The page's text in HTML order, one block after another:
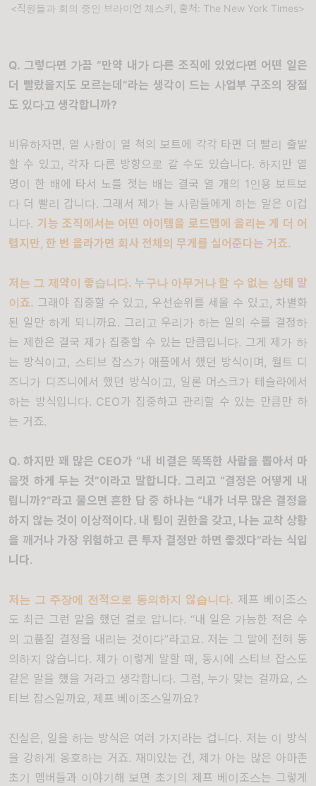
<직원들과 회의 중인 브라이언 체스키, 출처: The New York Times>
Q. 그렇다면 가끔 “만약 내가 다른 조직에 있었다면 어떤 일은
더 빨랐을지도 모르는데 ”라는 생각이 드는 사업부 구조의 장점
도 있다고 생각합니까?
비유하자면 , 열 사람이 열 척의 보트에 각각 타면 더 빨리 출발
할 수 있고 , 각자 다른 방향으로 갈 수도 있습니다. 하지만 열
명이 한 배에 타서 노를 젓는 배는 결국 열 개의
1 인용 보트보
다 더 빨리 갑니다. 그래서 제가 늘 사람들에게 하는 말은 이겁
니다. 기능 조직에서는 어떤 아이템을 로드맵에 올리는 게 더 어
렵지만, 한 번 올라가면 회사 전체의 무게를 실어준다는 거죠.
저는 그 제약이 좋습니다. 누구나 아무거나 할 수 없는 상태 말
이죠. 그래야 집중할 수 있고 , 우선순위를 세울 수 있고 , 차별화
된 일만 하게 되니까요. 그리고 우리가 하는 일의 수를 결정하
는 제한은 결국 제가 집중할 수 있는 만큼입니다. 그게 제가 하
는 방식이고 , 스티브 잡스가 애플에서 했던 방식이며 , 월트 디
즈니가 디즈니에서 했던 방식이고 , 일론 머스크가 테슬라에서
하는 방식입니다. CEO가 집중하고 관리할 수 있는 만큼만 하
는 거죠.
Q. 하지만 꽤 많은 CEO가 “내 비결은 똑똑한 사람을 뽑아서 마
음껏 하게 두는 것”이라고 말합니다. 그리고 “결정은 어떻게 내
립니까?”라고 물으면 흔한 답 중 하나는 “내가 너무 많은 결정을
하지 않는 것이 이상적이다. 내 팀이 권한을 갖고, 나는 교착 상황
을 깨거나 가장 위험하고 큰 투자 결정만 하면 좋겠다”라는 식입
니다.
저는 그 주장에 전적으로 동의하지 않습니다. 제프 베이조스
도 최근 그런 말을 했던 걸로 압니다. “내 일은 가능한 적은 수
의 고품질 결정을 내리는 것이다”라고요. 저는 그 말에 전혀 동
의하지 않습니다. 제가 이렇게 말할 때 , 동시에 스티브 잡스도
같은 말을 했을 거라고 생각합니다. 그럼 , 누가 맞는 걸까요 , 스
티브 잡스일까요 , 제프 베이조스일까요?
진실은, 일을 하는 방식은 여러 가지라는 겁니다. 저는 이 방식
을 강하게 옹호하는 거죠. 재미있는 건 , 제가 아는 많은 아마존
초기 멤버들과 이야기해 보면 초기의 제프 베이조스는 그렇게